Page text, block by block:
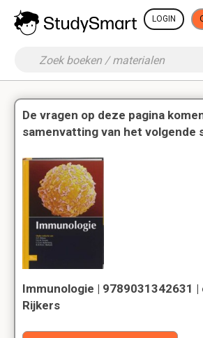
LOGIN
De vragen op deze pagina
samenvatting van het volgende
Immunologie | 9789031342631 |
Rijkers